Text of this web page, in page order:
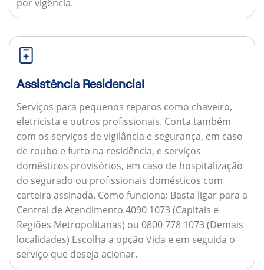
por vigência.
Assistência Residencial
Serviços para pequenos reparos como chaveiro,
eletricista e outros profissionais. Conta também
com os serviços de vigilância e segurança, em caso
de roubo e furto na residência, e serviços
domésticos provisórios, em caso de hospitalização
do segurado ou profissionais domésticos com
carteira assinada. Como funciona: Basta ligar para a
Central de Atendimento 4090 1073 (Capitais e
Regiões Metropolitanas) ou 0800 778 1073 (Demais
localidades) Escolha a opção Vida e em seguida o
serviço que deseja acionar.